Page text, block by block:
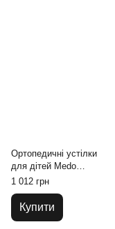
Ортопедичні устілки
для дітей Medo
Spanntec 25/26
1 012 грн
Купити